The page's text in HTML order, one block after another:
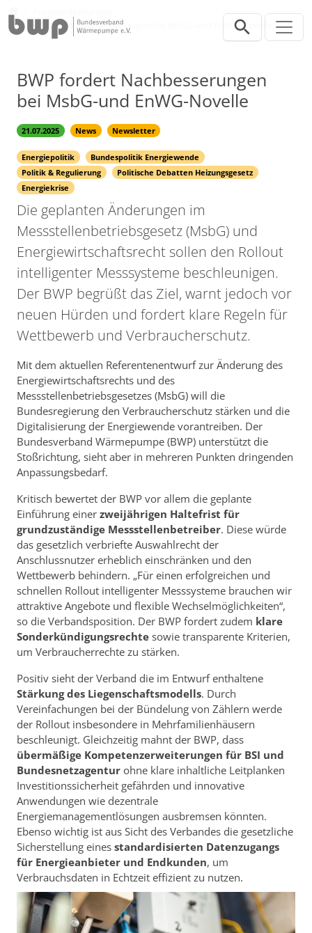
BWP fordert Nachbesserungen bei MsbG-und EnWG-Novelle
BWP fordert Nachbesserungen
bei MsbG-und EnWG-Novelle
21.07.2025 News Newsletter
Energiepolitik
Bundespolitik Energiewende
Politik & Regulierung
Politische Debatten Heizungsgesetz
Energiekrise
Die geplanten Änderungen im
Messstellenbetriebsgesetz (MsbG) und
Energiewirtschaftsrecht sollen den Rollout
intelligenter Messsysteme beschleunigen.
Der BWP begrüßt das Ziel, warnt jedoch vor
neuen Hürden und fordert klare Regeln für
Wettbewerb und Verbraucherschutz.
Mit dem aktuellen Referentenentwurf zur Änderung des
Energiewirtschaftsrechts und des
Messstellenbetriebsgesetzes (MsbG) will die
Bundesregierung den Verbraucherschutz stärken und die
Digitalisierung der Energiewende vorantreiben. Der
Bundesverband Wärmepumpe (BWP) unterstützt die
Stoßrichtung, sieht aber in mehreren Punkten dringenden
Anpassungsbedarf.
Kritisch bewertet der BWP vor allem die geplante
Einführung einer zweijährigen Haltefrist für
grundzuständige Messstellenbetreiber. Diese würde
das gesetzlich verbriefte Auswahlrecht der
Anschlussnutzer erheblich einschränken und den
Wettbewerb behindern. „Für einen erfolgreichen und
schnellen Rollout intelligenter Messsysteme brauchen wir
attraktive Angebote und flexible Wechselmöglichkeiten“,
so die Verbandsposition. Der BWP fordert zudem klare
Sonderkündigungsrechte sowie transparente Kriterien,
um Verbraucherrechte zu stärken.
Positiv sieht der Verband die im Entwurf enthaltene
Stärkung des Liegenschaftsmodells. Durch
Vereinfachungen bei der Bündelung von Zählern werde
der Rollout insbesondere in Mehrfamilienhäusern
beschleunigt. Gleichzeitig mahnt der BWP, dass
übermäßige Kompetenzerweiterungen für BSI und
Bundesnetzagentur ohne klare inhaltliche Leitplanken
Investitionssicherheit gefährden und innovative
Anwendungen wie dezentrale
Energiemanagementlösungen ausbremsen könnten.
Ebenso wichtig ist aus Sicht des Verbandes die gesetzliche
Sicherstellung eines standardisierten Datenzugangs
für Energieanbieter und Endkunden, um
Verbrauchsdaten in Echtzeit effizient zu nutzen.